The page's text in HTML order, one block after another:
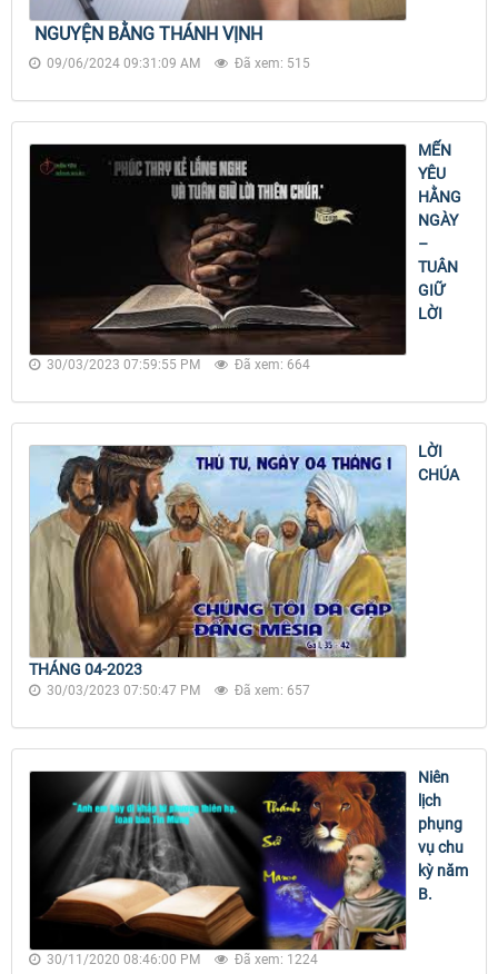
NGUYỆN BẰNG THÁNH VỊNH
09/06/2024 09:31:09 AM Đã xem: 515
MẾN
YÊU
HẰNG
NGÀY
–
TUÂN
GIỮ
LỜI
30/03/2023 07:59:55 PM Đã xem: 664
LỜI
CHÚA
THÁNG 04-2023
30/03/2023 07:50:47 PM Đã xem: 657
Niên
lịch
phụng
vụ chu
kỳ năm
B.
30/11/2020 08:46:00 PM Đã xem: 1224